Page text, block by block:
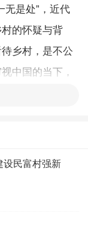
无是处”，近代
的怀疑与背
乡村，是不公
中国的当下，
西方的黑色预
富有了，乡村
没有农业户籍
设民富村强新